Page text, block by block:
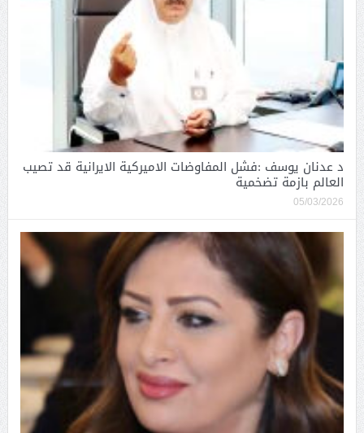
د عدنان يوسف :فشل المفاوضات الاميركية الايرانية قد تصيب
العالم بازمة تضخمية
05/03/2026